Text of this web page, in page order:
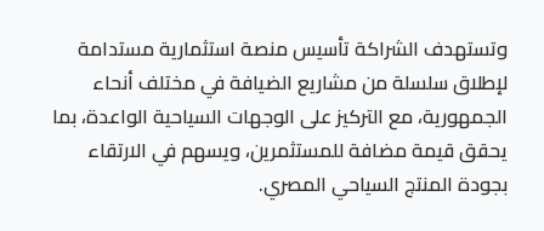
وتستهدف الشراكة تأسيس منصة استثمارية مستدامة
لإطلاق سلسلة من مشاريع الضيافة في مختلف أنحاء
الجمهورية، مع التركيز على الوجهات السياحية الواعدة، بما
يحقق قيمة مضافة للمستثمرين، ويسهم في الارتقاء
بجودة المنتج السياحي المصري.